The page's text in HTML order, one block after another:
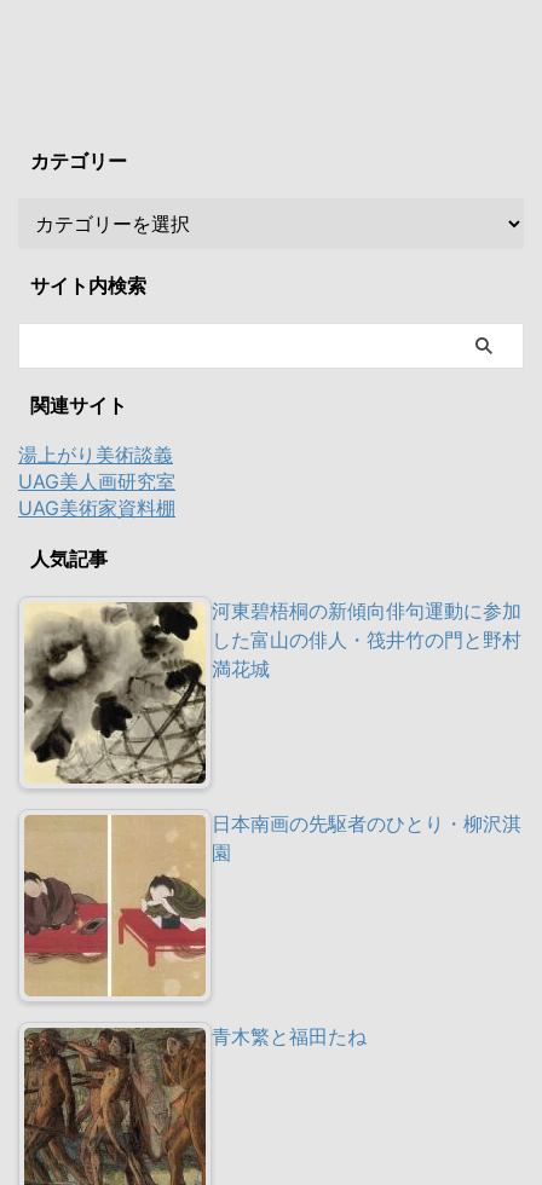
カテゴリー
サイト内検索
関連サイト
湯上がり美術談義
UAG美人画研究室
UAG美術家資料棚
人気記事
河東碧梧桐の新傾向俳句運動に参加
した富山の俳人・筏井竹の門と野村
満花城
日本南画の先駆者のひとり・柳沢淇
園
青木繁と福田たね